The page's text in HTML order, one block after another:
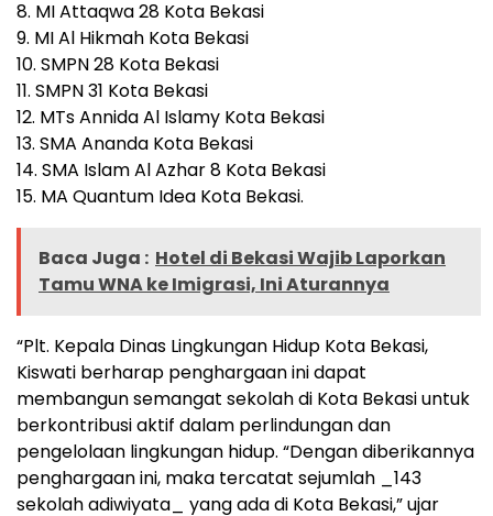
8. MI Attaqwa 28 Kota Bekasi
9. MI Al Hikmah Kota Bekasi
10. SMPN 28 Kota Bekasi
11. SMPN 31 Kota Bekasi
12. MTs Annida Al Islamy Kota Bekasi
13. SMA Ananda Kota Bekasi
14. SMA Islam Al Azhar 8 Kota Bekasi
15. MA Quantum Idea Kota Bekasi.
Baca Juga : Hotel di Bekasi Wajib Laporkan
Tamu WNA ke Imigrasi, Ini Aturannya
“Plt. Kepala Dinas Lingkungan Hidup Kota Bekasi,
Kiswati berharap penghargaan ini dapat
membangun semangat sekolah di Kota Bekasi untuk
berkontribusi aktif dalam perlindungan dan
pengelolaan lingkungan hidup. “Dengan diberikannya
penghargaan ini, maka tercatat sejumlah _143
sekolah adiwiyata_ yang ada di Kota Bekasi,” ujar